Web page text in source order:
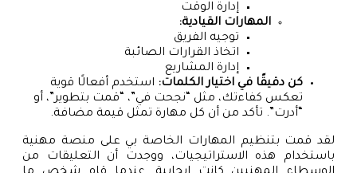
إدارة الوقت
المهارات القيادية:
توجيه الفريق
اتخاذ القرارات الصائبة
إدارة المشاريع
كن دقيقًا في اختيار الكلمات: استخدم أفعالًا قوية
تعكس كفاءتك، مثل “نجحت في”، “قمت بتطوير”، أو
“أدرت”. تأكد من أن كل مهارة تمثل قيمة مضافة.
لقد قمت بتنظيم المهارات الخاصة بي على منصة مهنية
باستخدام هذه الاستراتيجيات، ووجدت أن التعليقات من